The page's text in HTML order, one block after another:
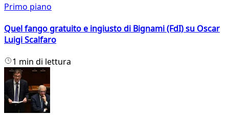
Primo piano
Quel fango gratuito e ingiusto di Bignami (FdI) su Oscar
Luigi Scalfaro
1 min di lettura